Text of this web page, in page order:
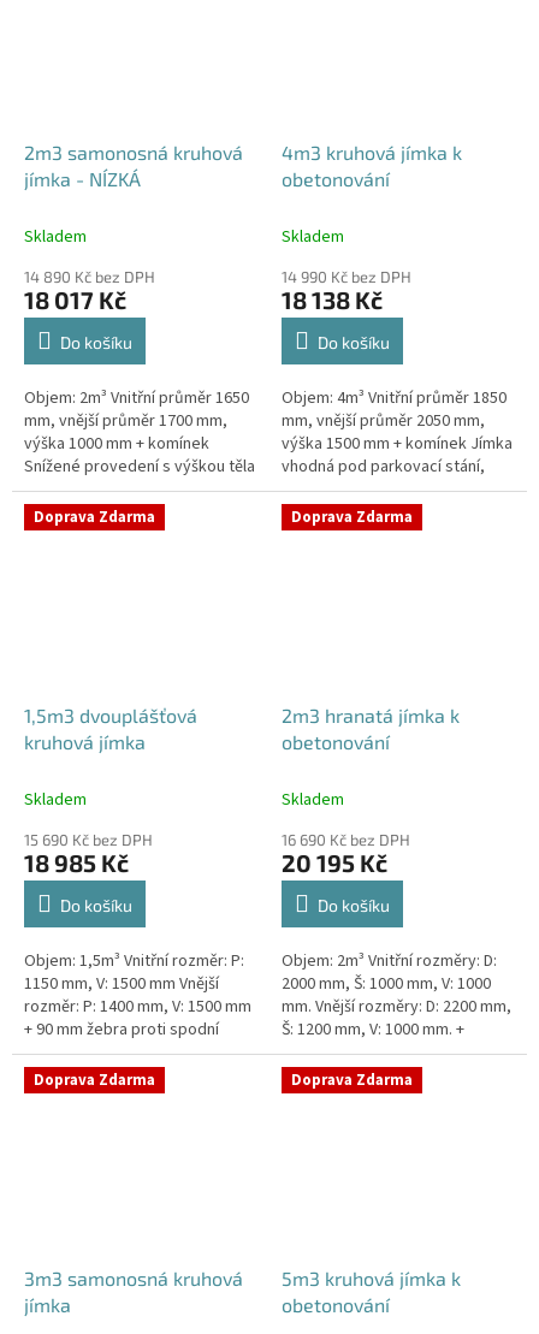
2m3 samonosná kruhová
jímka - NÍZKÁ
Skladem
14 890 Kč bez DPH
18 017 Kč
Do košíku
Objem: 2m³ Vnitřní průměr 1650
mm, vnější průměr 1700 mm,
výška 1000 mm + komínek
Snížené provedení s výškou těla
pouhý 1m! Kvalitní, pevná jímka
bez potřeby obetonování
Průměr...
4m3 kruhová jímka k
obetonování
Skladem
14 990 Kč bez DPH
18 138 Kč
Do košíku
Objem: 4m³ Vnitřní průměr 1850
mm, vnější průměr 2050 mm,
výška 1500 mm + komínek Jímka
vhodná pod parkovací stání,
komunikace i terasy Průměr
přítoku specifikujte v...
Doprava Zdarma
1,5m3 dvouplášťová
kruhová jímka
Skladem
15 690 Kč bez DPH
18 985 Kč
Do košíku
Objem: 1,5m³ Vnitřní rozměr: P:
1150 mm, V: 1500 mm Vnější
rozměr: P: 1400 mm, V: 1500 mm
+ 90 mm žebra proti spodní
vodě + komínek Jímka do míst s
vysokou hladinou spodní vody...
Doprava Zdarma
2m3 hranatá jímka k
obetonování
Skladem
16 690 Kč bez DPH
20 195 Kč
Do košíku
Objem: 2m³ Vnitřní rozměry: D:
2000 mm, Š: 1000 mm, V: 1000
mm. Vnější rozměry: D: 2200 mm,
Š: 1200 mm, V: 1000 mm. +
komínek Jímka vhodná pod
parkovací stání, komunikace i...
Doprava Zdarma
3m3 samonosná kruhová
jímka
Doprava Zdarma
5m3 kruhová jímka k
obetonování